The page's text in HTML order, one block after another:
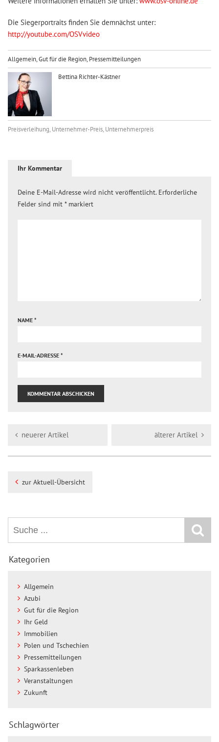
Die Siegerportraits finden Sie demnächst unter:
http://youtube.com/OSVvideo
Allgemein,Gut für die Region, Pressemitteilungen
Bettina Richter-Kästner
Preisverleihung, Unternehmer-Preis, Unternehmerpreis
Ihr Kommentar
Deine E-Mail-Adresse wird nicht veröffentlicht. Erforderliche
Felder sind mit *markiert
NAME *
E-MAIL-ADRESSE *
neuerer Artikel älterer Artikel
zur Aktuell-Übersicht
Kategorien
Allgemein
Azubi
Gut für die Region
Ihr Geld
Immobilien
Polen und Tschechien
Pressemitteilungen
Sparkassenleben
Veranstaltungen
Zukunft
Schlagwörter